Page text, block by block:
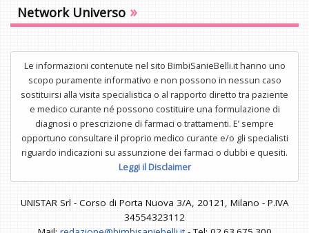
Network Universo »
Le informazioni contenute nel sito BimbiSanieBelli.it hanno uno
scopo puramente informativo e non possono in nessun caso
sostituirsi alla visita specialistica o al rapporto diretto tra paziente
e medico curante né possono costituire una formulazione di
diagnosi o prescrizione di farmaci o trattamenti. E’ sempre
opportuno consultare il proprio medico curante e/o gli specialisti
riguardo indicazioni su assunzione dei farmaci o dubbi e quesiti.
Leggi il Disclaimer
UNISTAR Srl - Corso di Porta Nuova 3/A, 20121, Milano - P.IVA
34554323112